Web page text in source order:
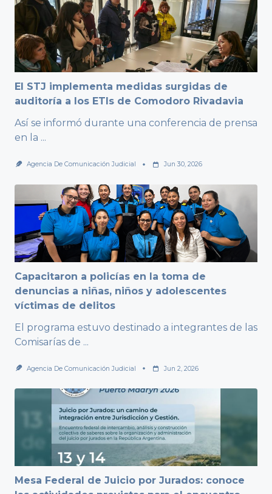
El STJ implementa medidas surgidas de
auditoría a los ETIs de Comodoro Rivadavia
Así se informó durante una conferencia de prensa
en la ...
Agencia De Comunicación Judicial Jun 30, 2026
Capacitaron a policías en la toma de
denuncias a niñas, niños y adolescentes
víctimas de delitos
El programa estuvo destinado a integrantes de las
Comisarías de ...
Agencia De Comunicación Judicial Jun 2, 2026
Mesa Federal de Juicio por Jurados: conoce